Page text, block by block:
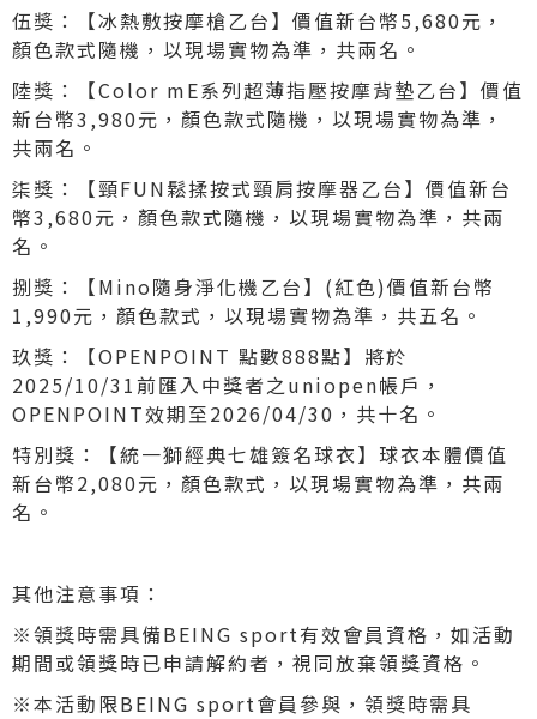
伍獎：【冰熱敷按摩槍乙台】價值新台幣5,680元，
顏色款式隨機，以現場實物為準，共兩名。
陸獎：【Color mE系列超薄指壓按摩背墊乙台】價值
新台幣3,980元，顏色款式隨機，以現場實物為準，
共兩名。
柒獎：【頸FUN鬆揉按式頸肩按摩器乙台】價值新台
幣3,680元，顏色款式隨機，以現場實物為準，共兩
名。
捌獎：【Mino隨身淨化機乙台】(紅色)價值新台幣
1,990元，顏色款式，以現場實物為準，共五名。
玖獎：【OPENPOINT 點數888點】將於
2025/10/31前匯入中獎者之uniopen帳戶，
OPENPOINT效期至2026/04/30，共十名。
特別獎：【統一獅經典七雄簽名球衣】球衣本體價值
新台幣2,080元，顏色款式，以現場實物為準，共兩
名。
其他注意事項：
※領獎時需具備BEING sport有效會員資格，如活動
期間或領獎時已申請解約者，視同放棄領獎資格。
※本活動限BEING sport會員參與，領獎時需具